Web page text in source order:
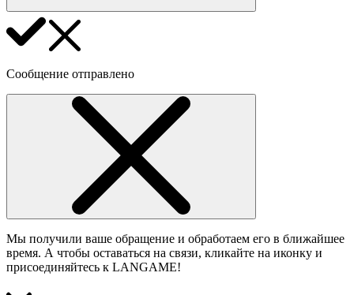
Сообщение отправлено
Мы получили ваше обращение и обработаем его в ближайшее
время. А чтобы оставаться на связи, кликайте на иконку и
присоединяйтесь к LANGAME!